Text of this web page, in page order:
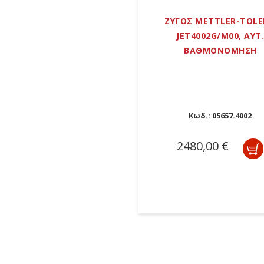
ΖΥΓΟΣ METTLER-
JET4002G/M00, ΑΥΤ.
ΒΑΘΜΟΝΟΜΗΣΗ
Κωδ.: 05657.4002
2480,00 €